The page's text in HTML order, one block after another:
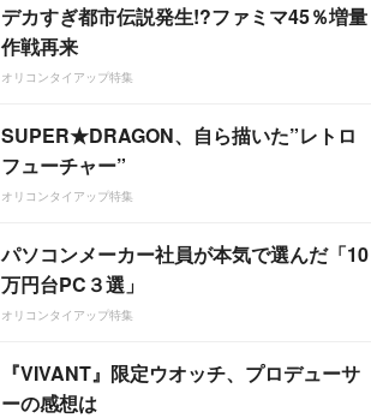
デカすぎ都市伝説発生!?ファミマ45％増量
作戦再来
オリコンタイアップ特集
SUPER★DRAGON、自ら描いた”レトロ
フューチャー”
オリコンタイアップ特集
パソコンメーカー社員が本気で選んだ「10
万円台PC３選」
オリコンタイアップ特集
『VIVANT』限定ウオッチ、プロデューサ
ーの感想は